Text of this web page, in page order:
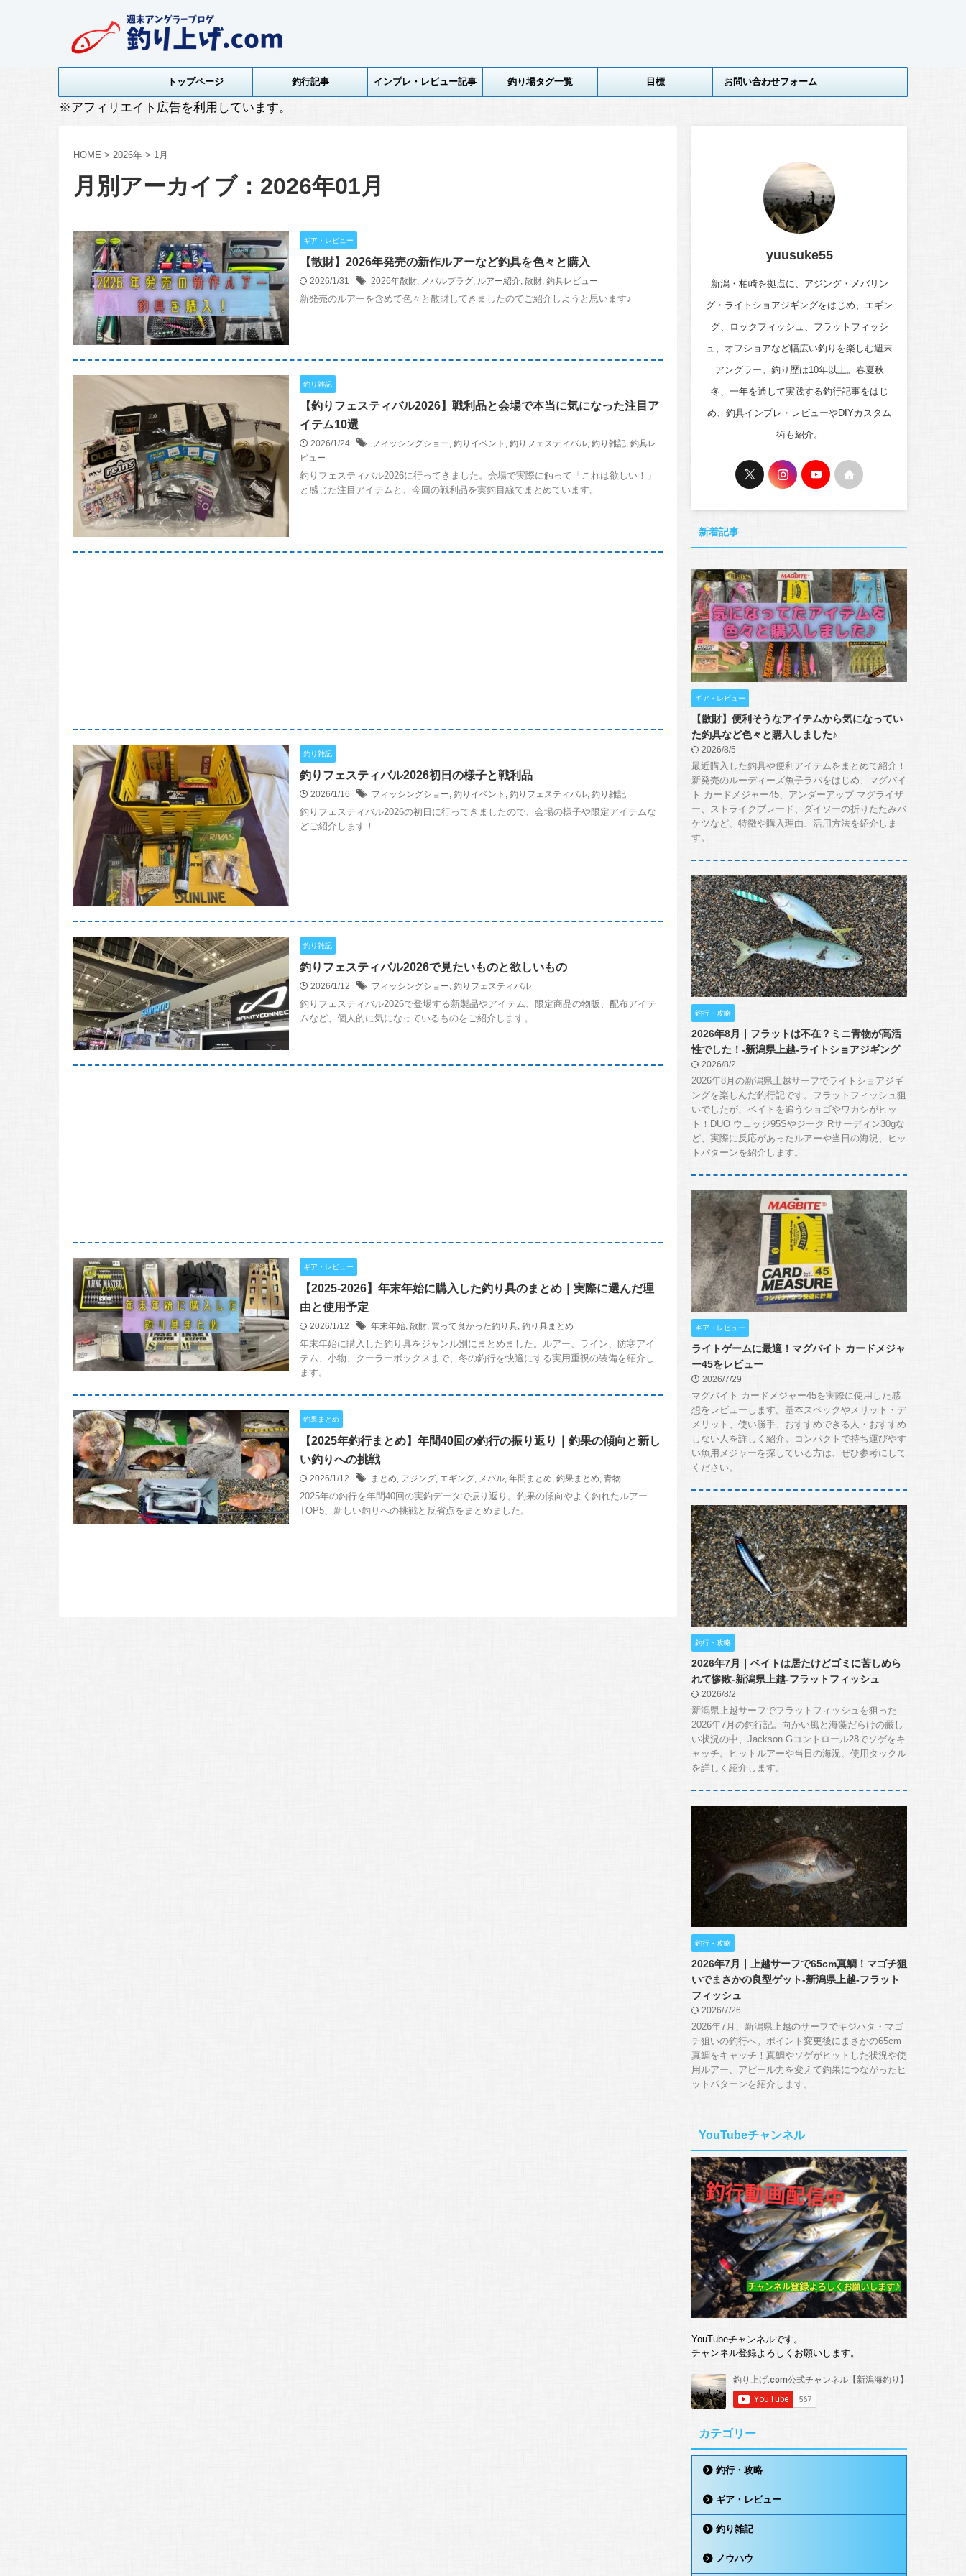
トップページ 釣行記事 インプレ・レビュー記事 釣り場タグ一覧 目標 お問い合わせフォーム
※アフィリエイト広告を利用しています。
HOME > 2026年 > 1月
月別アーカイブ：2026年01月
ギア・レビュー
【散財】2026年発売の新作ルアーなど釣具を色々と購入
2026/1/31 2026年散財, メバルプラグ, ルアー紹介, 散財, 釣具レビュー
新発売のルアーを含めて色々と散財してきましたのでご紹介しようと思います♪
釣り雑記
【釣りフェスティバル2026】戦利品と会場で本当に気になった注目ア
イテム10選
2026/1/24 フィッシングショー, 釣りイベント , 釣りフェスティバル, 釣り雑記, 釣具レ
ビュー
釣りフェスティバル2026に行ってきました。会場で実際に触って「これは欲しい！」
と感じた注目アイテムと、今回の戦利品を実釣目線でまとめています。
釣り雑記
釣りフェスティバル2026初日の様子と戦利品
2026/1/16 フィッシングショー, 釣りイベント , 釣りフェスティバル, 釣り雑記
釣りフェスティバル2026の初日に行ってきましたので、会場の様子や限定アイテムな
どご紹介します！
釣り雑記
釣りフェスティバル2026で見たいものと欲しいもの
2026/1/12 フィッシングショー, 釣りフェスティバル
釣りフェスティバル2026で登場する新製品やアイテム、限定商品の物販、配布アイテ
ムなど、個人的に気になっているものをご紹介します。
ギア・レビュー
【2025-2026】年末年始に購入した釣り具のまとめ｜実際に選んだ理
由と使用予定
2026/1/12 年末年始, 散財, 買って良かった釣り具, 釣り具まとめ
年末年始に購入した釣り具をジャンル別にまとめました。ルアー、ライン、防寒アイ
テム、小物、クーラーボックスまで、冬の釣行を快適にする実用重視の装備を紹介し
ます。
釣果まとめ
【2025年釣行まとめ】年間40回の釣行の振り返り｜釣果の傾向と新し
い釣りへの挑戦
2026/1/12 まとめ, アジング, エギング, メバル, 年間まとめ, 釣果まとめ, 青物
2025年の釣行を年間40回の実釣データで振り返り。釣果の傾向やよく釣れたルアー
TOP5、新しい釣りへの挑戦と反省点をまとめました。
yuusuke55
新潟・柏崎を拠点に、アジング・メバリン
グ・ライトショアジギングをはじめ、エギン
グ、ロックフィッシュ、フラットフィッシ
ュ、オフショアなど幅広い釣りを楽しむ週末
アングラー。釣り歴は10年以上。春夏秋
冬、一年を通して実践する釣行記事をはじ
め、釣具インプレ・レビューやDIYカスタム
術も紹介。
新着記事
ギア・レビュー
【散財】便利そうなアイテムから気になってい
た釣具など色々と購入しました♪
2026/8/5
最近購入した釣具や便利アイテムをまとめて紹介！
新発売のルーディーズ魚子ラバをはじめ、マグバイ
ト カードメジャー45、アンダーアップ マグライザ
ー、ストライクブレード、ダイソーの折りたたみバ
ケツなど、特徴や購入理由、活用方法を紹介しま
す。
釣行・攻略
2026年8月｜フラットは不在？ミニ青物が高活
性でした！-新潟県上越-ライトショアジギング
2026/8/2
2026年8月の新潟県上越サーフでライトショアジギ
ングを楽しんだ釣行記です。フラットフィッシュ狙
いでしたが、ベイトを追うショゴやワカシがヒッ
ト！DUO ウェッジ95Sやジーク Rサーディン30gな
ど、実際に反応があったルアーや当日の海況、ヒッ
トパターンを紹介します。
ギア・レビュー
ライトゲームに最適！マグバイト カードメジャ
ー45をレビュー
2026/7/29
マグバイト カードメジャー45を実際に使用した感
想をレビューします。基本スペックやメリット・デ
メリット、使い勝手、おすすめできる人・おすすめ
しない人を詳しく紹介。コンパクトで持ち運びやす
い魚用メジャーを探している方は、ぜひ参考にして
ください。
釣行・攻略
2026年7月｜ベイトは居たけどゴミに苦しめら
れて惨敗-新潟県上越-フラットフィッシュ
2026/8/2
新潟県上越サーフでフラットフィッシュを狙った
2026年7月の釣行記。向かい風と海藻だらけの厳し
い状況の中、Jackson Gコントロール28でソゲをキ
ャッチ。ヒットルアーや当日の海況、使用タックル
を詳しく紹介します。
釣行・攻略
2026年7月｜上越サーフで65cm真鯛！マゴチ狙
いでまさかの良型ゲット-新潟県上越-フラット
フィッシュ
2026/7/26
2026年7月、新潟県上越のサーフでキジハタ・マゴ
チ狙いの釣行へ。ポイント変更後にまさかの65cm
真鯛をキャッチ！真鯛やソゲがヒットした状況や使
用ルアー、アピール力を変えて釣果につながったヒ
ットパターンを紹介します。
YouTubeチャンネル
YouTubeチャンネルです。
チャンネル登録よろしくお願いします。
カテゴリー
釣行・攻略
ギア・レビュー
釣り雑記
ノウハウ